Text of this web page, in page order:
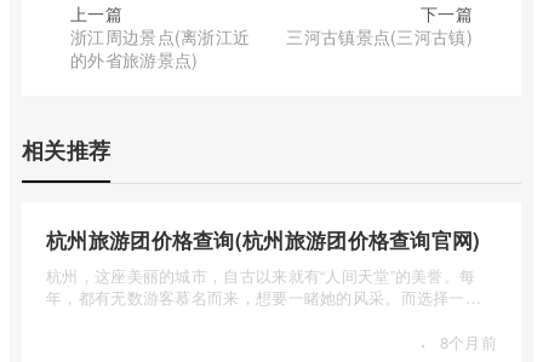
上一篇
浙江周边景点(离浙江近
的外省旅游景点)
下一篇
三河古镇景点(三河古镇)
相关推荐
杭州旅游团价格查询(杭州旅游团价格查询官网)
杭州，这座美丽的城市，自古以来就有“人间天堂”的美誉。每
年，都有无数游客慕名而来，想要一睹她的风采。而选择一个
· 8个月前